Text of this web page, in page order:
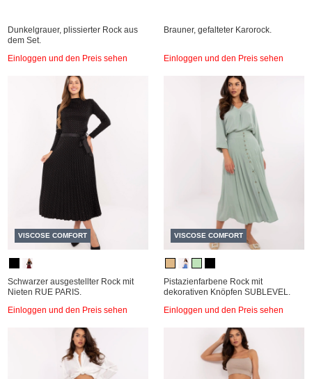
Dunkelgrauer, plissierter Rock aus
dem Set.
Einloggen und den Preis sehen
Brauner, gefalteter Karorock.
Einloggen und den Preis sehen
VISCOSE COMFORT
Schwarzer ausgestellter Rock mit
Nieten RUE PARIS.
Einloggen und den Preis sehen
VISCOSE COMFORT
Pistazienfarbene Rock mit
dekorativen Knöpfen SUBLEVEL.
Einloggen und den Preis sehen